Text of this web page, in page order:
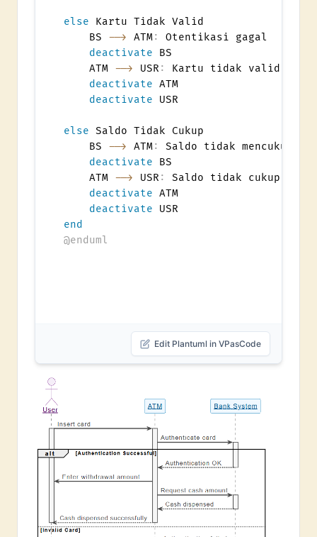
else Kartu Tidak Valid
    BS
--> ATM:
Otentikasi gagal
deactivate BS
    ATM
--> USR :
Kartu tidak valid
deactivate ATM
deactivate USR
else Saldo Tidak Cukup
    BS
--> ATM:
Saldo tidak mencukupi
deactivate BS
    ATM
--> USR :
Saldo tidak cukup
deactivate ATM
deactivate
end
@enduml
Edit Plantuml in VPasCode